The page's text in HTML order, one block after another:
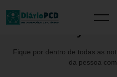
Fique por dentro de todas as
da pessoa